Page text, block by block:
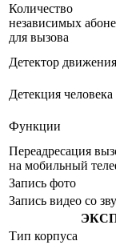
Количество
независимых
для вызова
Детектор движения
Детекция человека
Функции
Переадресация
на мобильный
Запись фото
Запись видео со
Тип корпуса